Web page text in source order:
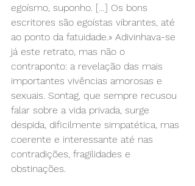
egoísmo, suponho. […] Os bons
escritores são egoístas vibrantes, até
ao ponto da fatuidade.» Adivinhava-se
já este retrato, mas não o
contraponto: a revelação das mais
importantes vivências amorosas e
sexuais. Sontag, que sempre recusou
falar sobre a vida privada, surge
despida, dificilmente simpatética, mas
coerente e interessante até nas
contradições, fragilidades e
obstinações.